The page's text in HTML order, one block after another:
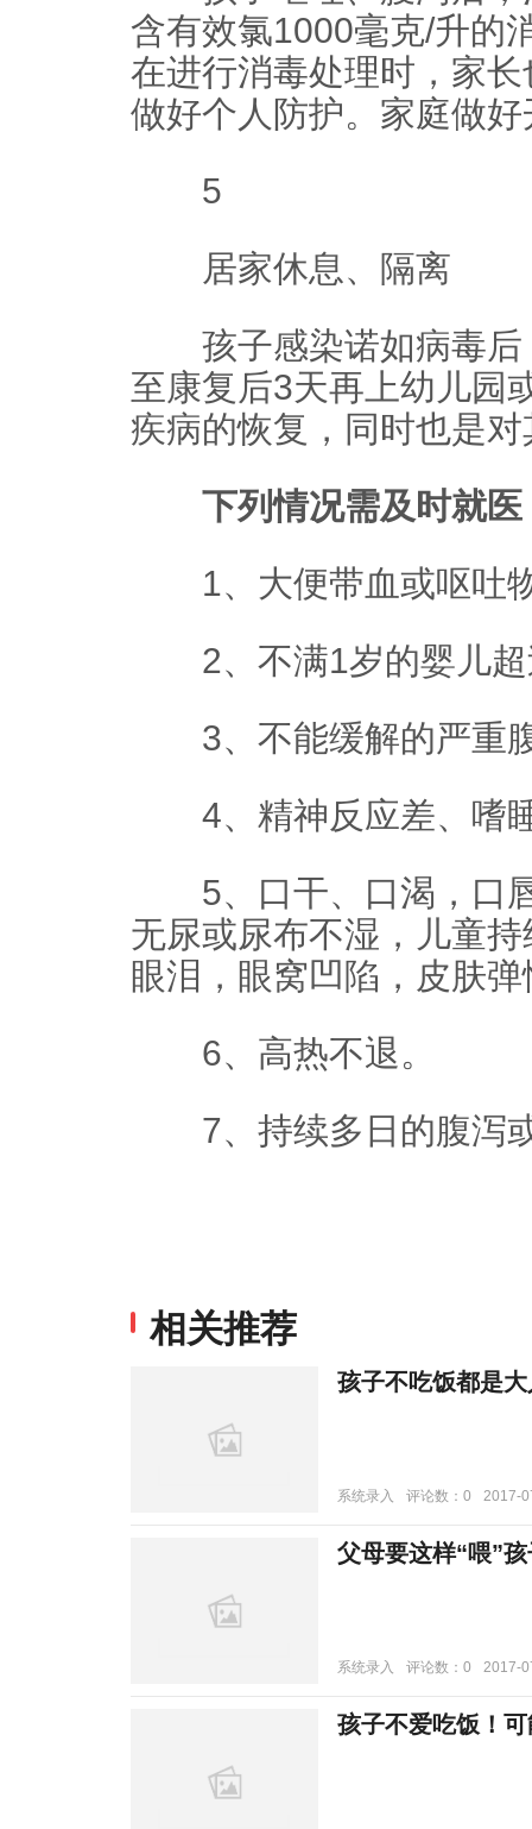
含有效氯1000毫克/升的
在进行消毒处理时，家
做好个人防护。家庭做
5
居家休息、隔离
孩子感染诺如病毒后
至康复后3天再上幼儿园
疾病的恢复，同时也是
下列情况需及时就医
1、大便带血或呕吐物
2、不满1岁的婴儿超
3、不能缓解的严重
4、精神反应差、嗜
5、口干、口渴，口唇
无尿或尿布不湿，儿童
眼泪，眼窝凹陷，皮肤
6、高热不退。
7、持续多日的腹泻
相关推荐
孩子不吃饭都是
系统录入 评论数：0 2017-
父母要这样“喂”
系统录入 评论数：0 2017-
孩子不爱吃饭！